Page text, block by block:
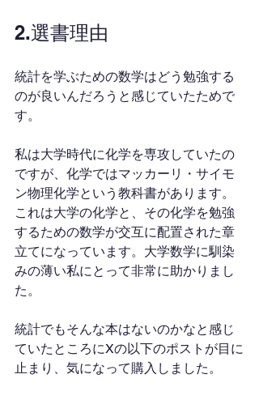
2.選書理由
統計を学ぶための数学はどう勉強する
のが良いんだろうと感じていたためで
す。
私は大学時代に化学を専攻していたの
ですが、化学ではマッカーリ・サイモ
ン物理化学という教科書があります。
これは大学の化学と、その化学を勉強
するための数学が交互に配置された章
立てになっています。大学数学に馴染
みの薄い私にとって非常に助かりまし
た。
統計でもそんな本はないのかなと感じ
ていたところにXの以下のポストが目に
止まり、気になって購入しました。